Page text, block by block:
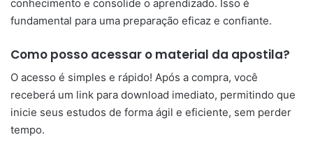
conhecimento e consolide o aprendizado. Isso é
fundamental para uma preparação eficaz e confiante.
Como posso acessar o material da apostila?
O acesso é simples e rápido! Após a compra, você
receberá um link para download imediato, permitindo que
inicie seus estudos de forma ágil e eficiente, sem perder
tempo.